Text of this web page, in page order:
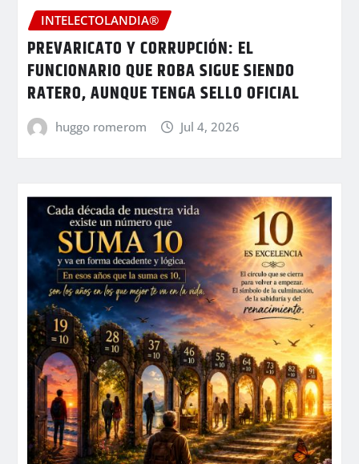
INTELECTOLANDIA®
PREVARICATO Y CORRUPCIÓN: EL
FUNCIONARIO QUE ROBA SIGUE SIENDO
RATERO, AUNQUE TENGA SELLO OFICIAL
huggo romerom Jul 4, 2026